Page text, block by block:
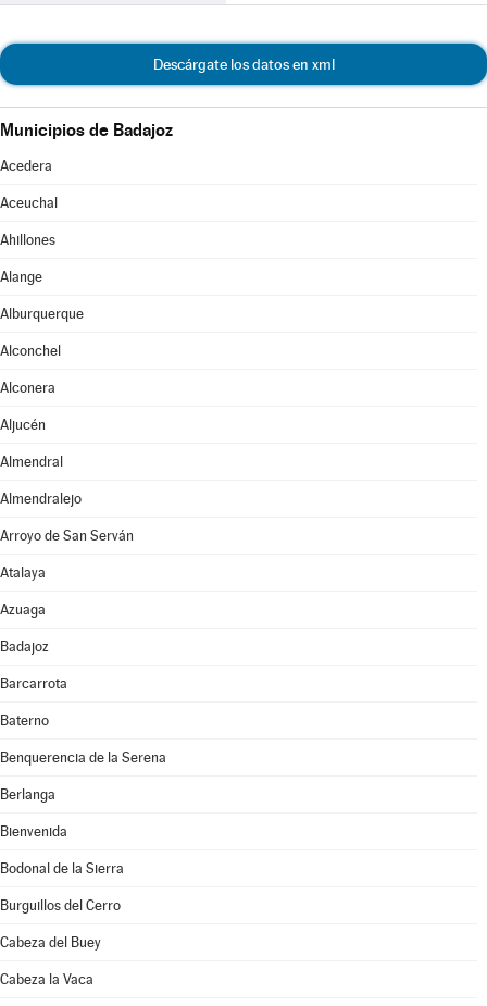
Descárgate los datos en xml
Municipios de Badajoz
Acedera
Aceuchal
Ahillones
Alange
Alburquerque
Alconchel
Alconera
Aljucén
Almendral
Almendralejo
Arroyo de San Serván
Atalaya
Azuaga
Badajoz
Barcarrota
Baterno
Benquerencia de la Serena
Berlanga
Bienvenida
Bodonal de la Sierra
Burguillos del Cerro
Cabeza del Buey
Cabeza la Vaca